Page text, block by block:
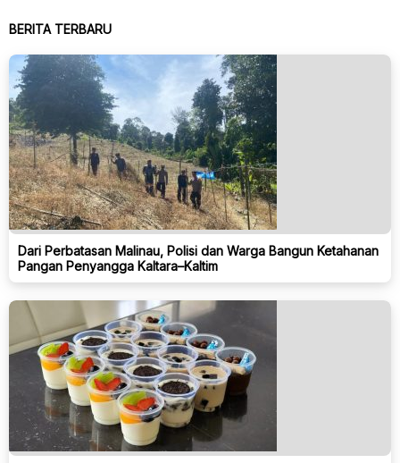
BERITA TERBARU
Dari Perbatasan Malinau, Polisi dan Warga Bangun Ketahanan
Pangan Penyangga Kaltara–Kaltim